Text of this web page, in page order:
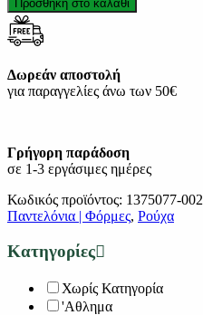
Προσθήκη στο καλάθι
Δωρεάν αποστολή
για παραγγελίες άνω των 50€
Γρήγορη παράδοση
σε 1-3 εργάσιμες ημέρες
Κωδικός προϊόντος: 1375077-002
Παντελόνια | Φόρμες, Ρούχα
Κατηγορίες
Χωρίς Κατηγορία
'Αθλημα